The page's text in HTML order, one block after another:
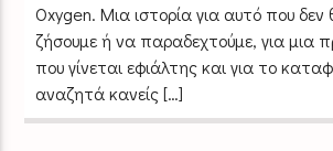
Oxygen. Μια ιστορία για αυτό που δεν
ζήσουμε ή να παραδεχτούμε, για μια
που γίνεται εφιάλτης και για το
αναζητά κανείς […]